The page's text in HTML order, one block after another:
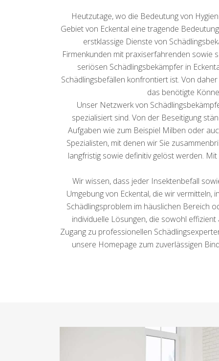
Heutzutage, wo die Bedeutung von
Gebiet von Eckental eine tragende
erstklassige Dienste von
Firmenkunden mit praxiserfahrenden sowie
seriösen Schädlingsbekämpfer in
Schädlingsbefällen konfrontiert ist. Von
das benötigte
Unser Netzwerk von
spezialisiert sind. Von der Beseitigung
Aufgaben wie zum Beispiel Milben oder
Spezialisten, mit denen wir Sie
langfristig sowie definitiv gelöst werden.
Wir wissen, dass jeder Insektenbefall
Umgebung von Eckental, die wir
Schädlingsproblem im häuslichen Bereich
individuelle Lösungen, die sowohl
Zugang zu professionellen
unsere Homepage zum zuverlässigen